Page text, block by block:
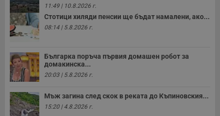
11:49 | 10.8.2026 г.
Стотици хиляди пенсии ще бъдат намалени, ако...
08:14 | 5.8.2026 г.
Българка поръча първия домашен робот за
домакинска...
20:03 | 5.8.2026 г.
Мъж загина след скок в реката до Къпиновския...
15:20 | 4.8.2026 г.